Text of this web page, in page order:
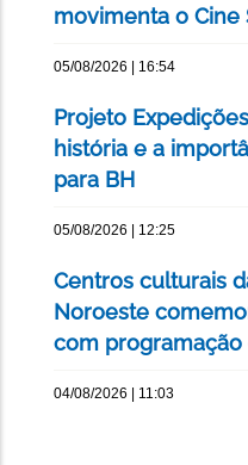
movimenta o Cine
05/08/2026 | 16:54
Projeto
história e a
para BH
05/08/2026 | 12:25
Centros culturais
Noroeste
com programação
04/08/2026 | 11:03